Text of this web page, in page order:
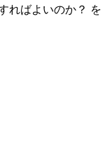
ればよいのか？ を